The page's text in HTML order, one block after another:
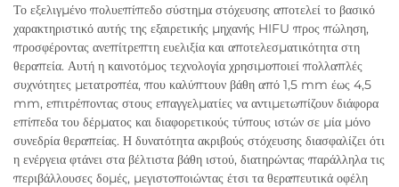
Το εξελιγμένο πολυεπίπεδο σύστημα στόχευσης αποτελεί το βασικό
χαρακτηριστικό αυτής της εξαιρετικής μηχανής HIFU προς πώληση,
προσφέροντας ανεπίτρεπτη ευελιξία και αποτελεσματικότητα στη
θεραπεία. Αυτή η καινοτόμος τεχνολογία χρησιμοποιεί πολλαπλές
συχνότητες μετατροπέα, που καλύπτουν βάθη από 1,5 mm έως 4,5
mm, επιτρέποντας στους επαγγελματίες να αντιμετωπίζουν διάφορα
επίπεδα του δέρματος και διαφορετικούς τύπους ιστών σε μία μόνο
συνεδρία θεραπείας. Η δυνατότητα ακριβούς στόχευσης διασφαλίζει ότι
η ενέργεια φτάνει στα βέλτιστα βάθη ιστού, διατηρώντας παράλληλα τις
περιβάλλουσες δομές, μεγιστοποιώντας έτσι τα θεραπευτικά οφέλη